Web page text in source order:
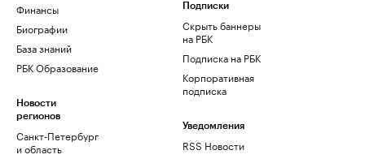
Финансы
Биографии
База знаний
РБК Образование
Новости
регионов
Санкт-Петербург
и область
Подписки
Скрыть баннеры
на РБК
Подписка на РБК
Корпоративная
подписка
Уведомления
RSS Новости